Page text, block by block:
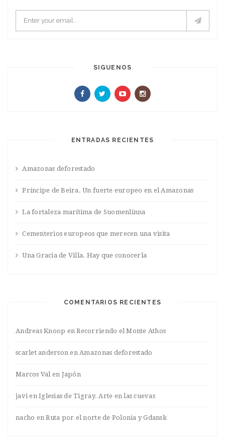
SIGUENOS
ENTRADAS RECIENTES
Amazonas deforestado
Príncipe de Beira. Un fuerte europeo en el Amazonas
La fortaleza marítima de Suomenlinna
Cementerios europeos que merecen una visita
Una Gracia de Villa. Hay que conocerla
COMENTARIOS RECIENTES
Andreas Knoop enRecorriendo el Monte Athos
scarlet anderson enAmazonas deforestado
Marcos Valen Japón
javienIglesias de Tigray. Arte en las cuevas
nacho enRuta por el norte de Polonia y Gdansk